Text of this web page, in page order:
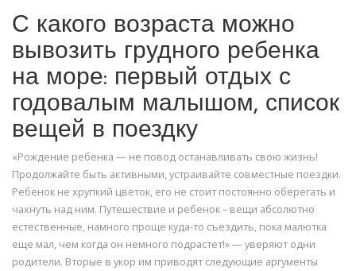
С какого возраста можно
вывозить грудного ребенка
на море: первый отдых с
годовалым малышом, список
вещей в поездку
«Рождение ребенка — не повод останавливать свою жизнь!
Продолжайте быть активными, устраивайте совместные поездки.
Ребенок не хрупкий цветок, его не стоит постоянно оберегать и
чахнуть над ним. Путешествие и ребенок – вещи абсолютно
естественные, намного проще куда-то съездить, пока малютка
еще мал, чем когда он немного подрастет!» — уверяют одни
родители. Вторые в укор им приводят следующие аргументы